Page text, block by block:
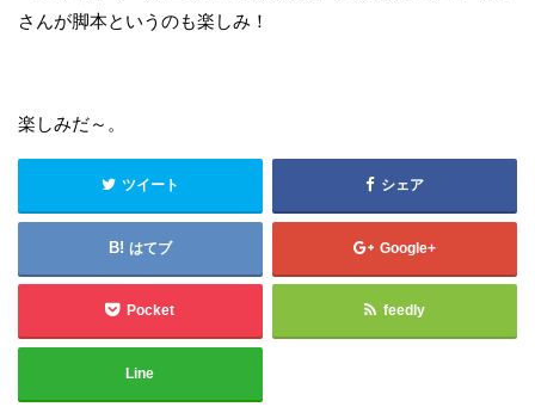
さんが脚本というのも楽しみ！
楽しみだ～。
ツイート シェア
はてブ Google+
Pocket feedly
Line